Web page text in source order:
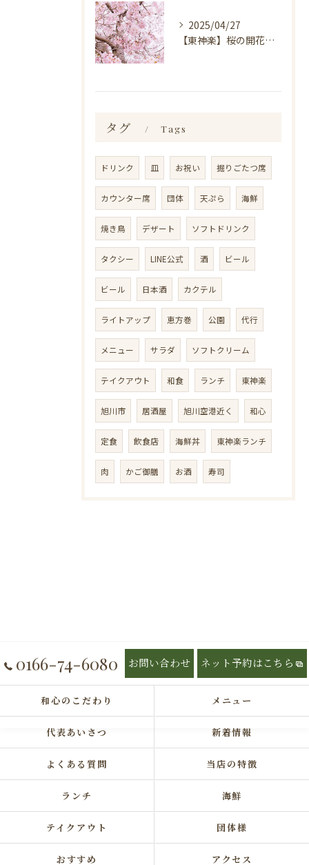
2025/04/27
【東神楽】桜の開花情報＆お花見スポット｜ランチ・喫茶＆居酒屋 和心
タグ Tags
ドリンク 皿 お祝い 掘りごたつ席
カウンター席 団体 天ぷら 海鮮
焼き鳥 デザート ソフトドリンク
タクシー LINE公式 酒 ビール
ビール 日本酒 カクテル
ライトアップ 恵方巻 公園 代行
メニュー サラダ ソフトクリーム
テイクアウト 和食 ランチ 東神楽
旭川市 居酒屋 旭川空港近く 和心
定食 飲食店 海鮮丼 東神楽ランチ
肉 かご御膳 お酒 寿司
0166-74-6080 お問い合わせ ネット予約はこちら
和心のこだわり メニュー
代表あいさつ 新着情報
よくある質問 当店の特徴
ランチ 海鮮
テイクアウト 団体様
おすすめ アクセス